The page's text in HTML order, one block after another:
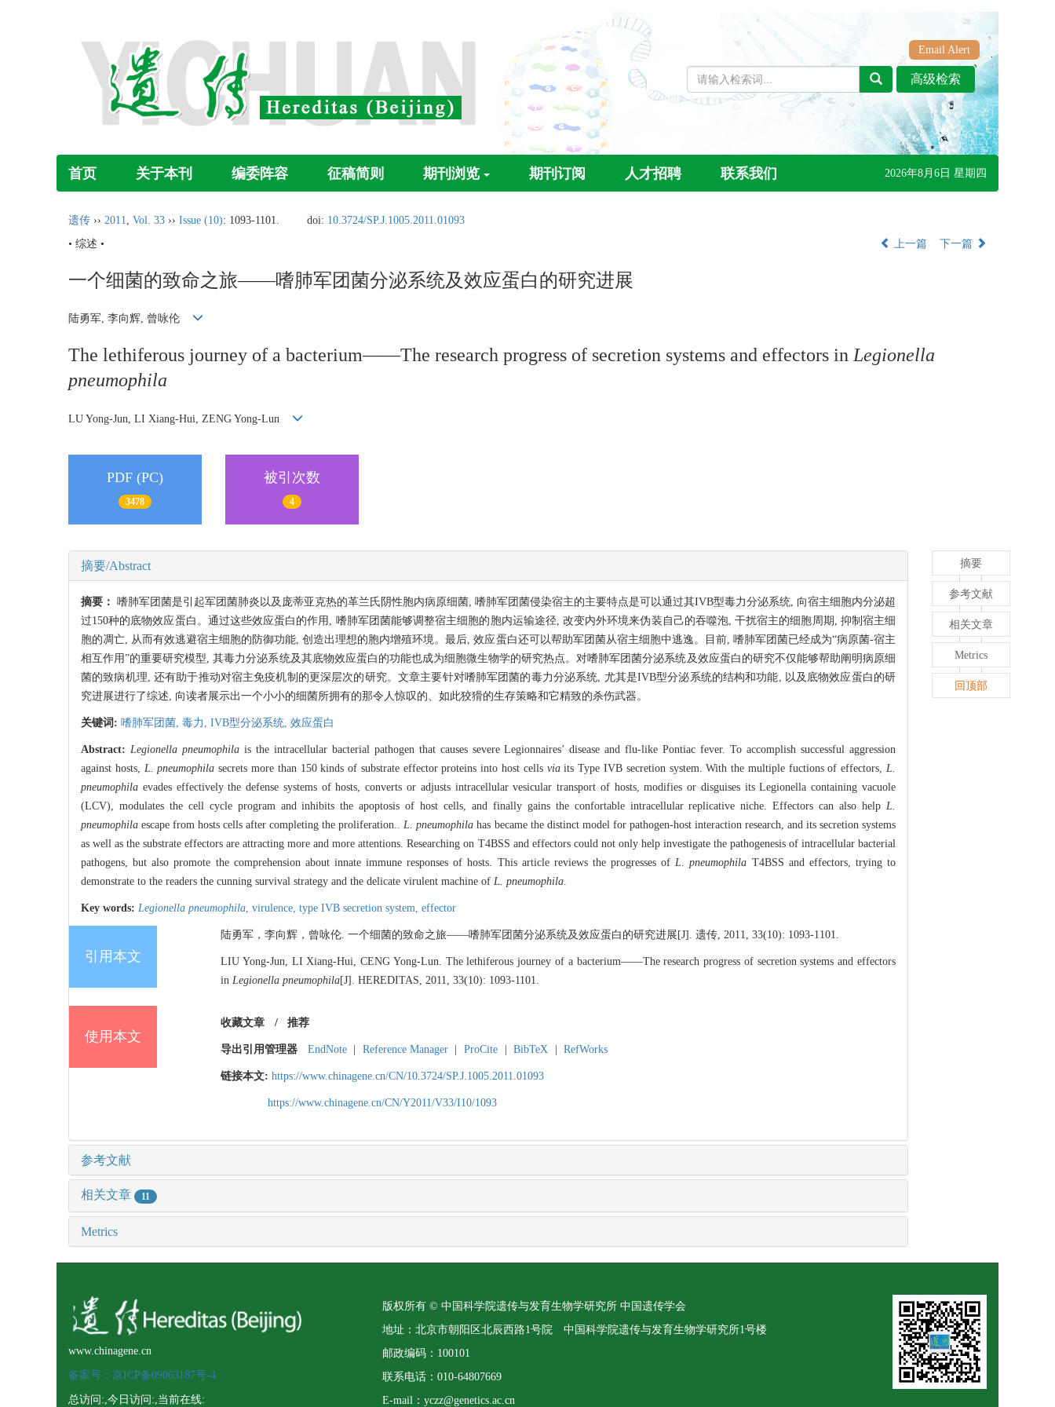
Email Alert
首页 关于本刊 编委阵容 征稿简则 期刊浏览 期刊订阅 人才招聘 联系我们 2026年8月6日 星期四
遗传 ›› 2011, Vol. 33 ›› Issue (10): 1093-1101. doi: 10.3724/SP.J.1005.2011.01093
• 综述 •
上一篇 下一篇
一个细菌的致命之旅——嗜肺军团菌分泌系统及效应蛋白的研究进展
陆勇军, 李向辉, 曾咏伦
The lethiferous journey of a bacterium——The research progress of secretion systems and effectors inLegionella
pneumophila
LU Yong-Jun, LI Xiang-Hui, ZENG Yong-Lun
PDF (PC)
3478
被引次数
4
摘要/Abstract
摘要： 嗜肺军团菌是引起军团菌肺炎以及庞蒂亚克热的革兰氏阴性胞内病原细菌, 嗜肺军团菌侵染宿主的主要特点是可以通过其IVB型毒力分泌系统, 向宿主细胞内分泌超
过150种的底物效应蛋白。通过这些效应蛋白的作用, 嗜肺军团菌能够调整宿主细胞的胞内运输途径, 改变内外环境来伪装自己的吞噬泡, 干扰宿主的细胞周期, 抑制宿主细
胞的凋亡, 从而有效逃避宿主细胞的防御功能, 创造出理想的胞内增殖环境。最后, 效应蛋白还可以帮助军团菌从宿主细胞中逃逸。目前, 嗜肺军团菌已经成为“病原菌-宿主
相互作用”的重要研究模型, 其毒力分泌系统及其底物效应蛋白的功能也成为细胞微生物学的研究热点。对嗜肺军团菌分泌系统及效应蛋白的研究不仅能够帮助阐明病原细
菌的致病机理, 还有助于推动对宿主免疫机制的更深层次的研究。文章主要针对嗜肺军团菌的毒力分泌系统, 尤其是IVB型分泌系统的结构和功能, 以及底物效应蛋白的研
究进展进行了综述, 向读者展示出一个小小的细菌所拥有的那令人惊叹的、如此狡猾的生存策略和它精致的杀伤武器。
关键词: 嗜肺军团菌, 毒力, IVB型分泌系统, 效应蛋白
Abstract: Legionella pneumophilais the intracellular bacterial pathogen that causes severe Legionnaires’ disease and flu-like Pontiac fever. To accomplish successful aggression
against hosts, L. pneumophila secrets more than 150 kinds of substrate effector proteins into host cells viaits Type IVB secretion system. With the multiple fuctions of effectors,L.
pneumophila evades effectively the defense systems of hosts, converts or adjusts intracellular vesicular transport of hosts, modifies or disguises its Legionella containing vacuole
(LCV), modulates the cell cycle program and inhibits the apoptosis of host cells, and finally gains the confortable intracellular replicative niche. Effectors can also help L.
pneumophila escape from hosts cells after completing the proliferation..L. pneumophila has became the distinct model for pathogen-host interaction research, and its secretion systems
as well as the substrate effectors are attracting more and more attentions. Researching on T4BSS and effectors could not only help investigate the pathogenesis of intracellular bacterial
pathogens, but also promote the comprehension about innate immune responses of hosts. This article reviews the progresses ofL. pneumophila T4BSS and effectors, trying to
demonstrate to the readers the cunning survival strategy and the delicate virulent machine of L. pneumophila.
Key words: Legionella pneumophila, virulence, type IVB secretion system, effector
引用本文
陆勇军，李向辉，曾咏伦. 一个细菌的致命之旅——嗜肺军团菌分泌系统及效应蛋白的研究进展[J]. 遗传, 2011, 33(10): 1093-1101.
LIU Yong-Jun, LI Xiang-Hui, CENG Yong-Lun. The lethiferous journey of a bacterium——The research progress of secretion systems and effectors
in Legionella pneumophila[J]. HEREDITAS, 2011, 33(10): 1093-1101.
使用本文
收藏文章 / 推荐
导出引用管理器 EndNote Reference Manager ProCite BibTeX RefWorks
链接本文: https://www.chinagene.cn/CN/10.3724/SP.J.1005.2011.01093
https://www.chinagene.cn/CN/Y2011/V33/I10/1093
参考文献
相关文章 11
Metrics
摘要
参考文献
相关文章
Metrics
回顶部
www.chinagene.cn
备案号：京ICP备09063187号-4
总访问:,今日访问:,当前在线:
版权所有 © 中国科学院遗传与发育生物学研究所 中国遗传学会
地址：北京市朝阳区北辰西路1号院 中国科学院遗传与发育生物学研究所1号楼
邮政编码：100101
联系电话：010-64807669
E-mail：yczz@genetics.ac.cn